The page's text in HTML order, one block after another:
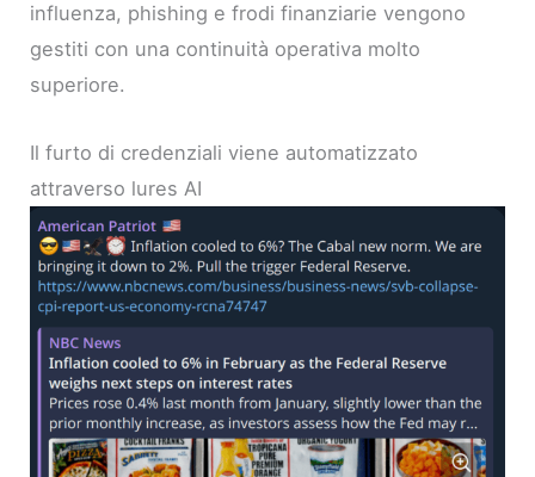
influenza, phishing e frodi finanziarie vengono
gestiti con una continuità operativa molto
superiore.
Il furto di credenziali viene automatizzato
attraverso lures AI